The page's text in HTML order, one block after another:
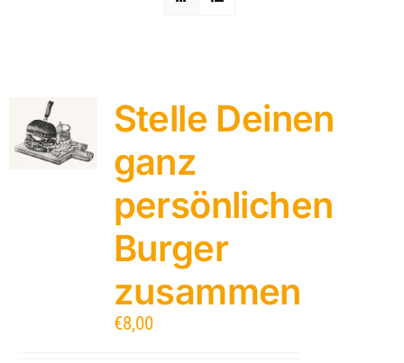
Stelle Deinen
ganz
persönlichen
Burger
zusammen
€8,00